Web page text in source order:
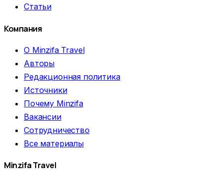
Статьи
Компания
О Minzifa Travel
Авторы
Редакционная политика
Источники
Почему Minzifa
Вакансии
Сотрудничество
Все материалы
Minzifa Travel